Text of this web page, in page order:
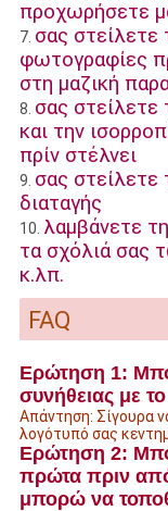
προχωρήσετε
7. σας στείλετε
φωτογραφίες
στη μαζική
8. σας
και την
πρίν στέλνει
9. σας στείλετε
διαταγής
10. λαμβάνετε
τα σχόλιά σας
κ.λπ.
FAQ
Ερώτηση 1:
συνήθειας με
Απάντηση: Σίγουρα
λογότυπό σας
Ερώτηση 2:
πρώτα πριν
μπορώ να